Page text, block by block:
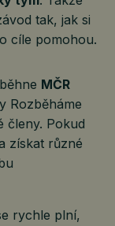
tak, jak si
cíle pomohou.
MČR
Rozběháme
členy. Pokud
získat různé
rychle plní,